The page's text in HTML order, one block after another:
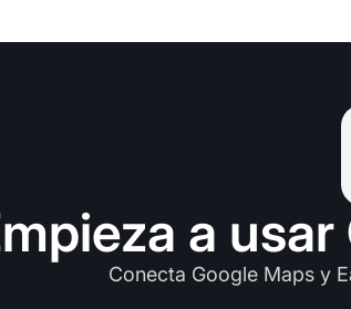
a
Conecta Google Maps y